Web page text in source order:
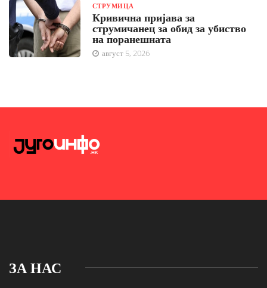
СТРУМИЦА
Кривична пријава за
струмичанец за обид за убиство
на поранешната
август 5, 2026
ЗА НАС